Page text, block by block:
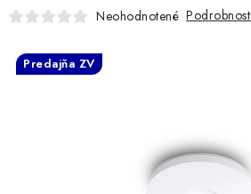
PERIFÉRIE
TLAČIARNE
Neohodnotené
Predajňa ZV